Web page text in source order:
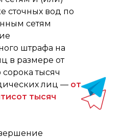
сточных вод по
сетям
штрафа на
в размере от
тысяч
лиц — от
тысяч